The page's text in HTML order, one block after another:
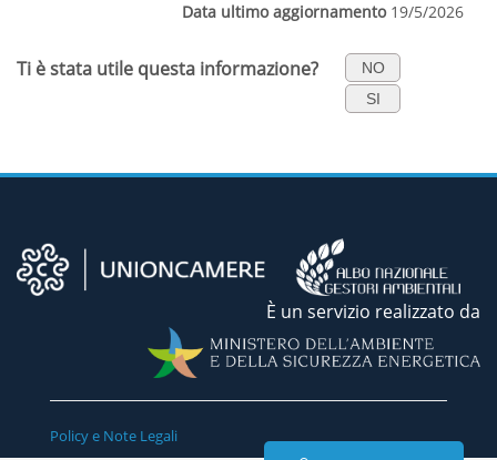
Data ultimo aggiornamento19/5/2026
Ti è stata utile questa informazione?
NO
SI
È un servizio realizzato da
Policy e Note Legali